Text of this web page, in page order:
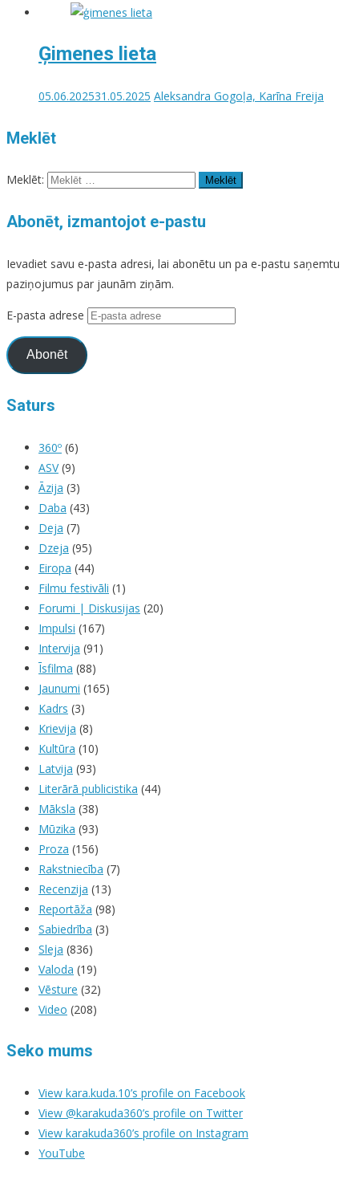
Ģimenes lieta
05.06.202531.05.2025 Aleksandra Gogoļa, Karīna Freija
Meklēt
Meklēt:
Abonēt, izmantojot e-pastu
Ievadiet savu e-pasta adresi, lai abonētu un pa e-pastu saņemtu
paziņojumus par jaunām ziņām.
E-pasta adrese
Abonēt
Saturs
360º (6)
ASV(9)
Āzija (3)
Daba (43)
Deja (7)
Dzeja (95)
Eiropa (44)
Filmu festivāli (1)
Forumi | Diskusijas (20)
Impulsi (167)
Intervija (91)
Īsfilma (88)
Jaunumi (165)
Kadrs (3)
Krievija (8)
Kultūra (10)
Latvija (93)
Literārā publicistika (44)
Māksla (38)
Mūzika (93)
Proza (156)
Rakstniecība (7)
Recenzija (13)
Reportāža (98)
Sabiedrība (3)
Sleja (836)
Valoda (19)
Vēsture (32)
Video (208)
Seko mums
View kara.kuda.10’s profile on Facebook
View @karakuda360’s profile on Twitter
View karakuda360’s profile on Instagram
YouTube